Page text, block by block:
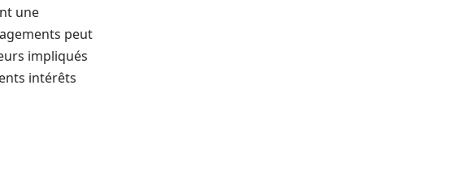
une
peut
impliqués
intérêts